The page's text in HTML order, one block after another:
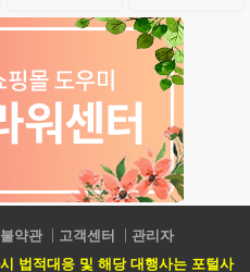
약관 고객센터
관리자
법적대응 및 해당 대행사는 포털사